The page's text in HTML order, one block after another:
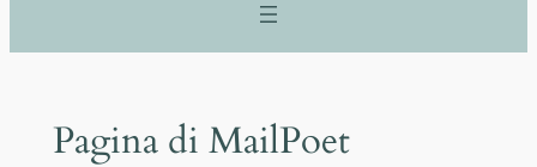
Pagina di MailPoet